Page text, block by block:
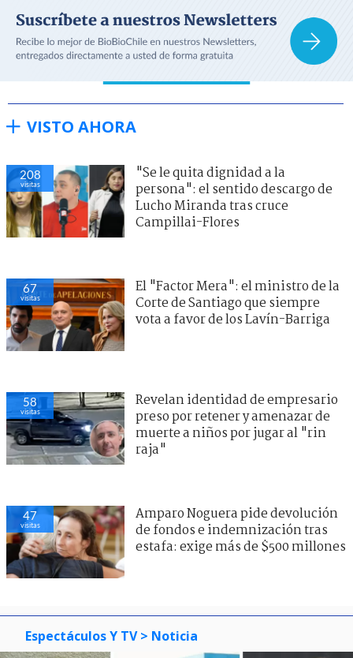
VISTO AHORA
208
visitas
"Se le quita dignidad a la
persona": el sentido descargo de
Lucho Miranda tras cruce
Campillai-Flores
67
visitas
El "Factor Mera": el ministro de la
Corte de Santiago que siempre
vota a favor de los Lavín-Barriga
58
visitas
Revelan identidad de empresario
preso por retener y amenazar de
muerte a niños por jugar al "rin
raja"
47
visitas
Amparo Noguera pide devolución
de fondos e indemnización tras
estafa: exige más de $500 millones
Espectáculos Y TV > Noticia